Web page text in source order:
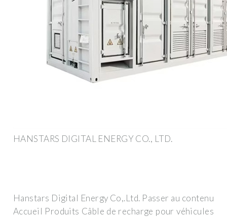
HANSTARS DIGITAL ENERGY CO., LTD.
Hanstars Digital Energy Co,.Ltd. Passer au contenu
Accueil Produits Câble de recharge pour véhicules